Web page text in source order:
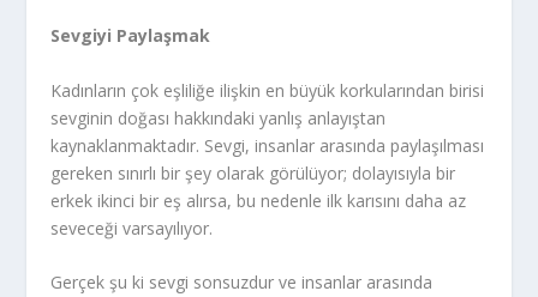
Sevgiyi Paylaşmak
Kadınların çok eşliliğe ilişkin en büyük korkularından birisi
sevginin doğası hakkındaki yanlış anlayıştan
kaynaklanmaktadır. Sevgi, insanlar arasında paylaşılması
gereken sınırlı bir şey olarak görülüyor; dolayısıyla bir
erkek ikinci bir eş alırsa, bu nedenle ilk karısını daha az
seveceği varsayılıyor.
Gerçek şu ki sevgi sonsuzdur ve insanlar arasında